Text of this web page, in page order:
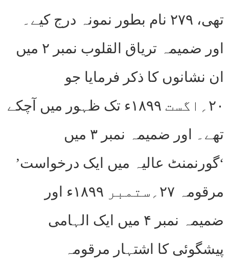
تھی، ۲۷۹ نام بطور نمونہ درج کیے۔
اور ضمیمہ تریاق القلوب نمبر ۲ میں
ان نشانوں کا ذکر فرمایا جو
۲۰؍اگست ۱۸۹۹ء تک ظہور میں آچکے
تھے۔ اور ضمیمہ نمبر ۳ میں
‘گورنمنٹ عالیہ میں ایک درخواست’
مرقومہ ۲۷؍ستمبر ۱۸۹۹ء اور
ضمیمہ نمبر ۴ میں ایک الہامی
پیشگوئی کا اشتہار مرقومہ